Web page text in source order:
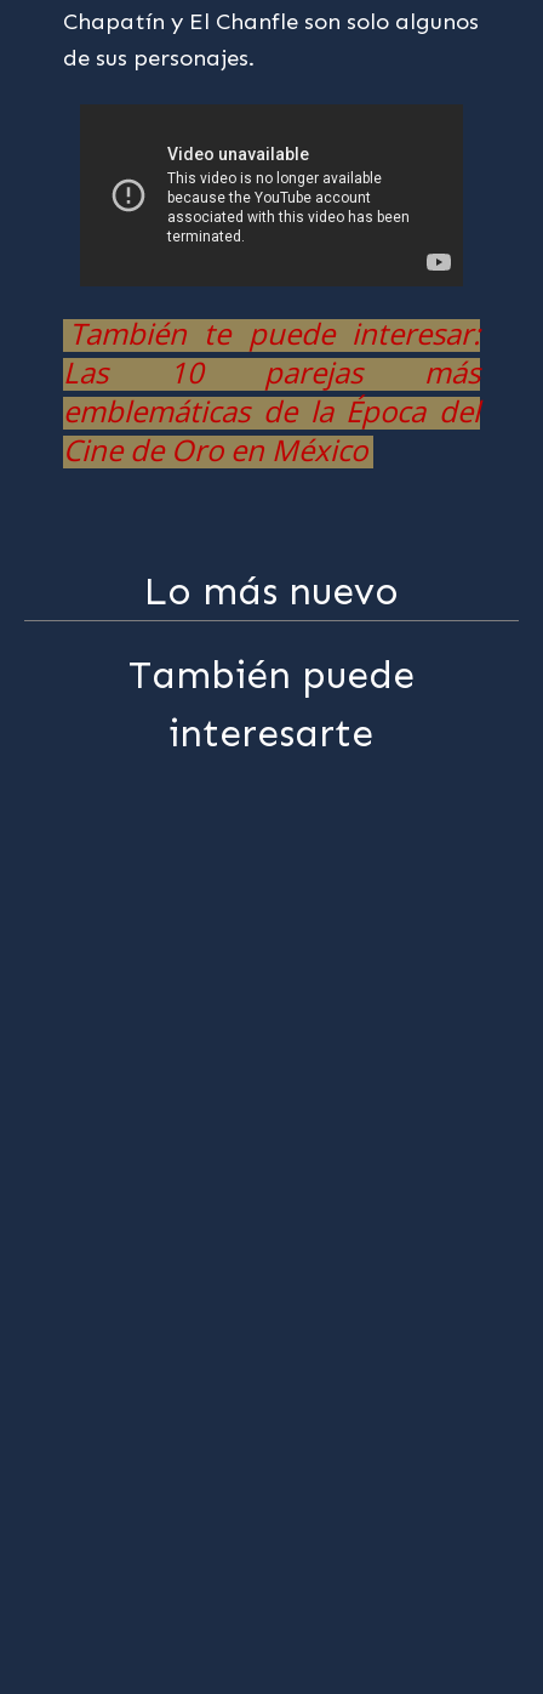
Chapatín y El Chanfle son solo algunos
de sus personajes.
También te puede interesar:
Las 10 parejas más
emblemáticas de la Época del
Cine de Oro en México
Lo más nuevo
También puede
interesarte